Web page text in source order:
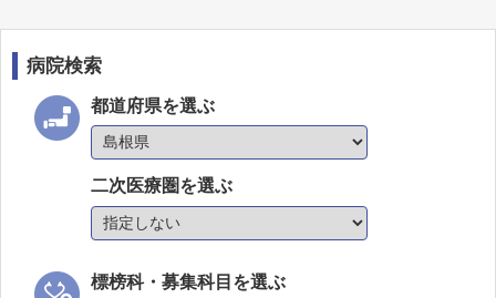
病院検索
都道府県を選ぶ
二次医療圏を選ぶ
標榜科・募集科目を選ぶ